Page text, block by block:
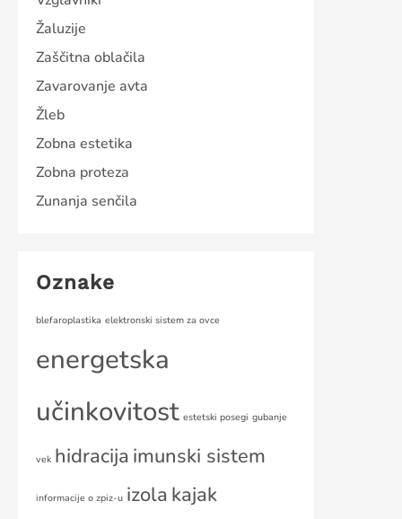
Žaluzije
Zaščitna oblačila
Zavarovanje avta
Žleb
Zobna estetika
Zobna proteza
Zunanja senčila
Oznake
blefaroplastika elektronski sistem za ovce
energetska
učinkovitost estetski posegi gubanje
vek hidracija imunski sistem
informacije o zpiz-u izola kajak